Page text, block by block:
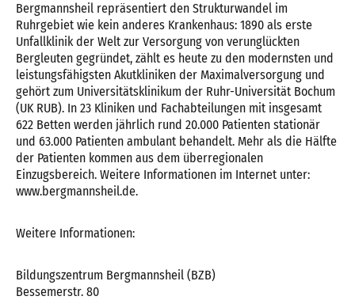
Bergmannsheil repräsentiert den Strukturwandel im
Ruhrgebiet wie kein anderes Krankenhaus: 1890 als erste
Unfallklinik der Welt zur Versorgung von verunglückten
Bergleuten gegründet, zählt es heute zu den modernsten und
leistungsfähigsten Akutkliniken der Maximalversorgung und
gehört zum Universitätsklinikum der Ruhr-Universität Bochum
(UK RUB). In 23 Kliniken und Fachabteilungen mit insgesamt
622 Betten werden jährlich rund 20.000 Patienten stationär
und 63.000 Patienten ambulant behandelt. Mehr als die Hälfte
der Patienten kommen aus dem überregionalen
Einzugsbereich. Weitere Informationen im Internet unter:
www.bergmannsheil.de.
Weitere Informationen:
Bildungszentrum Bergmannsheil (BZB)
Bessemerstr. 80